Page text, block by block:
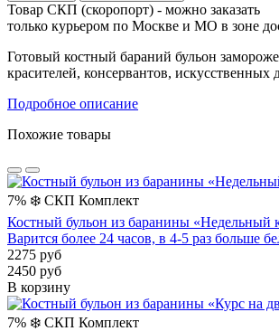
Товар СКП (скоропорт) - можно заказать
только курьером по Москве и МО в зоне
Готовый костный бараний бульон
красителей, консервантов,
Подробное описание
Похожие товары
7% ❄️ СКП Комплект
Костный бульон из баранины «Недельный
Варится более 24 часов, в 4-5 раз больше
2275 руб
2450 руб
В корзину
7% ❄️ СКП Комплект